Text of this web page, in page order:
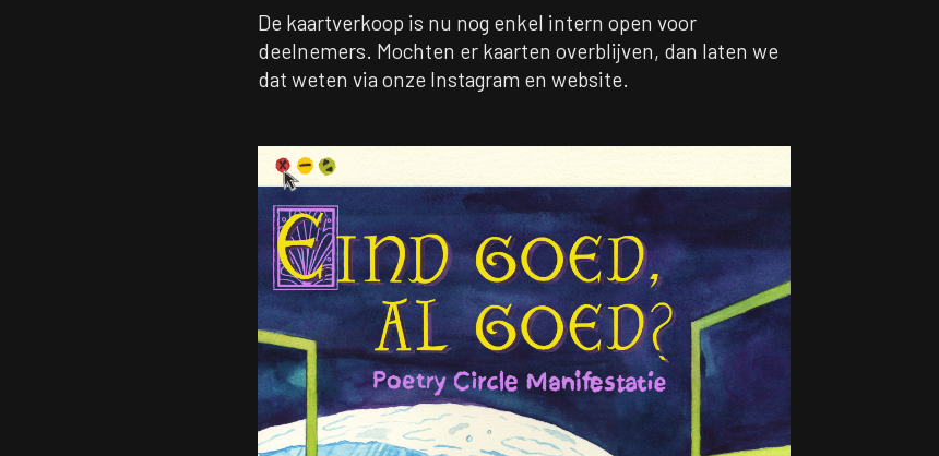
De kaartverkoop is nu nog enkel intern open voor
deelnemers. Mochten er kaarten overblijven, dan laten we
dat weten via onze Instagram en website.